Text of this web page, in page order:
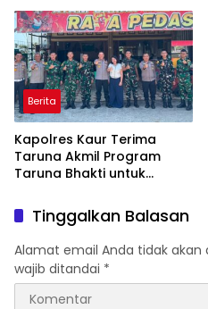
Berita
Kapolres Kaur Terima
Taruna Akmil Program
Taruna Bhakti untuk
Rakyat Kabupaten Kaur
Tinggalkan Balasan
Alamat email Anda tidak akan
wajib ditandai *